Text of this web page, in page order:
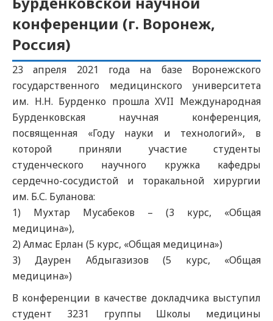
конференции (г. Воронеж,
Россия)
23 апреля 2021 года на базе Воронежского
государственного медицинского университета
им. Н.Н. Бурденко прошла XVII Международная
Бурденковская научная конференция,
посвященная «Году науки и технологий», в
которой приняли участие студенты
студенческого научного кружка кафедры
сердечно-сосудистой и торакальной хирургии
им. Б.С. Буланова:
1) Мухтар Мусабеков – (3 курс, «Общая
медицина»),
2) Алмас Ерлан (5 курс, «Общая медицина»)
3) Даурен Абдыгазизов (5 курс, «Общая
медицина»)
В конференции в качестве докладчика выступил
студент 3231 группы Школы медицины